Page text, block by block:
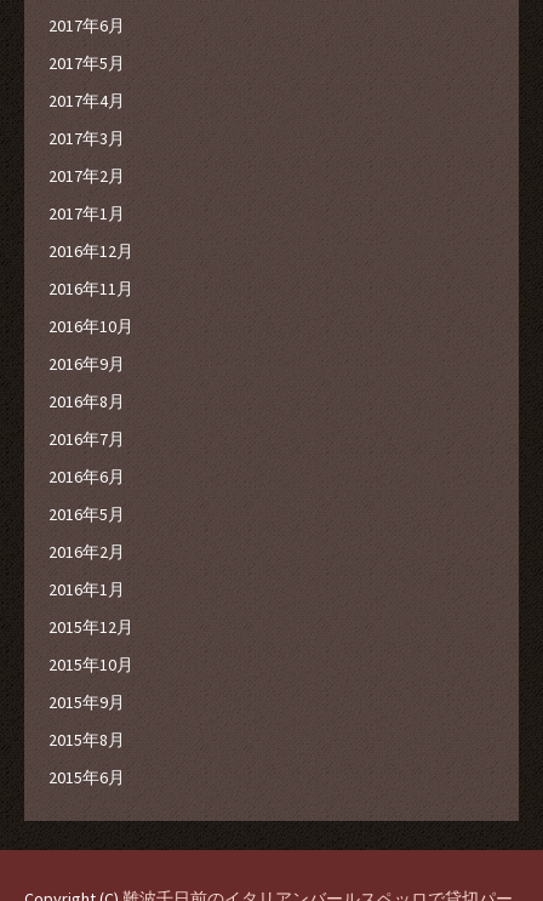
2017年6月
2017年5月
2017年4月
2017年3月
2017年2月
2017年1月
2016年12月
2016年11月
2016年10月
2016年9月
2016年8月
2016年7月
2016年6月
2016年5月
2016年2月
2016年1月
2015年12月
2015年10月
2015年9月
2015年8月
2015年6月